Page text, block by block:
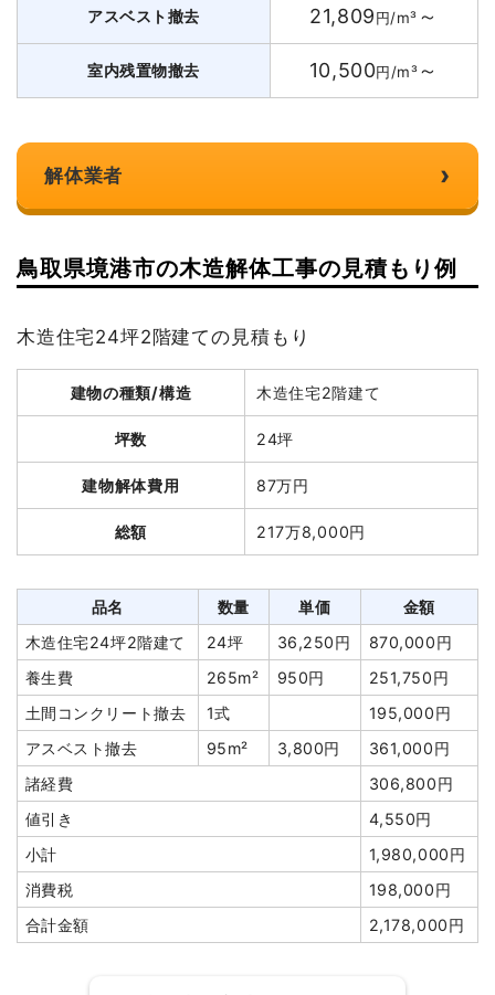
アスベスト撤去 21,809円/m³ ～
室内残置物撤去 10,500円/m³～
解体業者 ›
鳥取県境港市の木造解体工事の見積もり例
木造住宅24坪2階建ての見積もり
建物の種類/構造 木造住宅2階建て
坪数 24坪
建物解体費用 87万円
総額 217万8,000円
品名 数量 単価
金額
木造住宅24坪2階建て
24坪 36,250円
870,000円
養生費
265m² 950円
251,750円
土間コンクリート撤去
1式
195,000円
アスベスト撤去
95m² 3,800円
361,000円
諸経費
306,800円
値引き
4,550円
小計
1,980,000円
消費税
198,000円
合計金額
2,178,000円